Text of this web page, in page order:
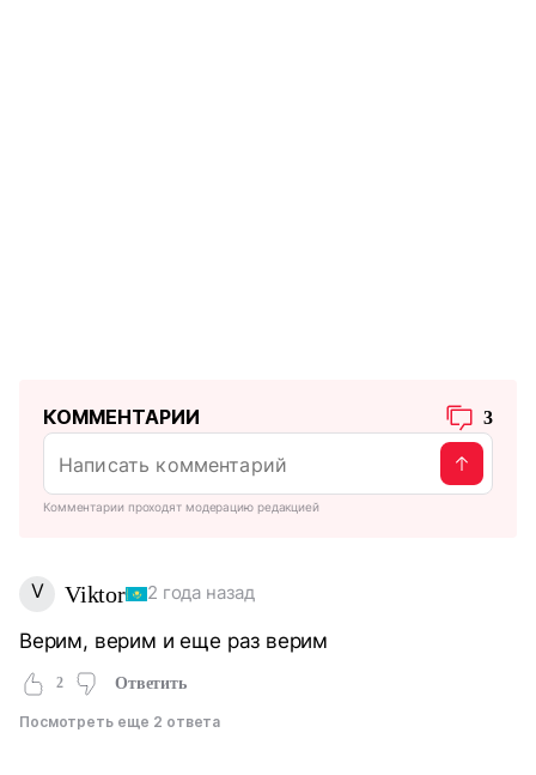
КОММЕНТАРИИ 3
Комментарии проходят модерацию редакцией
V Viktor 2 года назад
Верим, верим и еще раз верим
2 Ответить
Посмотреть еще 2 ответа